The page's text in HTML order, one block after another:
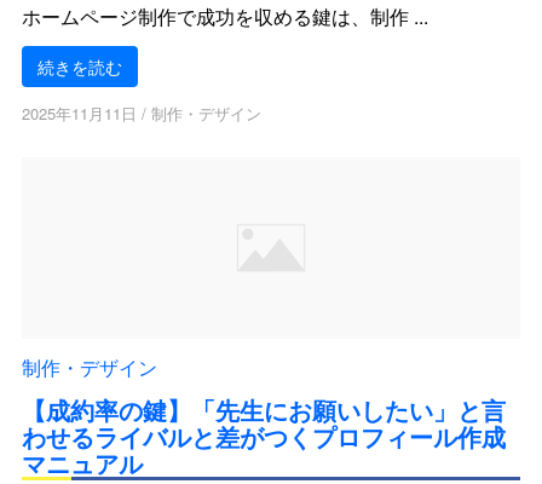
ホームページ制作で成功を収める鍵は、制作 ...
続きを読む
2025年11月11日 / 制作・デザイン
制作・デザイン
【成約率の鍵】「先生にお願いしたい」と言
わせるライバルと差がつくプロフィール作成
マニュアル